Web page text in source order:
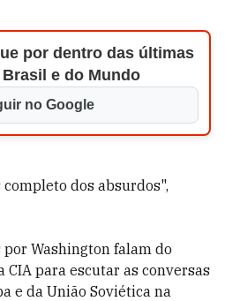
por dentro das últimas
e do Mundo
no Google
dos absurdos",
Washington falam do
para escutar as conversas
e da União Soviética na